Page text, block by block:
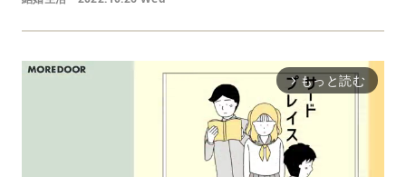
arrow_forward_ios もっと読む